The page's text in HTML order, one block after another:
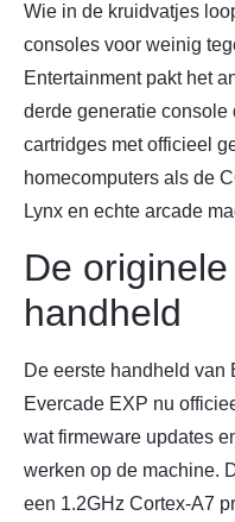
Wie in de kruidvatjes
consoles voor weinig
Entertainment pakt het
derde generatie console
cartridges met officieel
homecomputers als de
Lynx en echte arcade
De
handheld
De eerste handheld van
Evercade EXP nu
wat firmeware updates
werken op de machine.
een 1.2GHz Cortex-A7